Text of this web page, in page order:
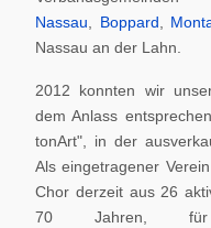
Nassau
Boppard
Nassau an der Lahn.
2012 konnten wir
dem Anlass
tonArt", in der
Als eingetragener
Chor derzeit aus 26
70 Jahren,